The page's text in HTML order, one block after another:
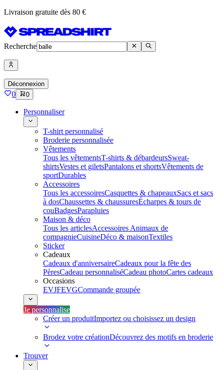
Livraison gratuite dès 80 €
Recherche
Déconnexion
0 0
Personnaliser
T-shirt personnalisé
Broderie personnalisée
Vêtements
Tous les vêtementsT-shirts & débardeursSweat-
shirtsVestes et giletsPantalons et shortsVêtements de
sportDurables
Accessoires
Tous les accessoiresCasquettes & chapeauxSacs et sacs
à dosChaussettes & chaussuresÉcharpes & tours de
couBadgesParapluies
Maison & déco
Tous les articlesAccessoires Animaux de
compagnieCuisineDéco & maisonTextiles
Sticker
Cadeaux
Cadeaux d'anniversaireCadeaux pour la fête des
PèresCadeau personnaliséCadeau photoCartes cadeaux
Occasions
EVJFEVGCommande groupée
Je personnalise
Créer un produitImportez ou choisissez un design
Brodez votre créationDécouvrez des motifs en broderie
Trouver